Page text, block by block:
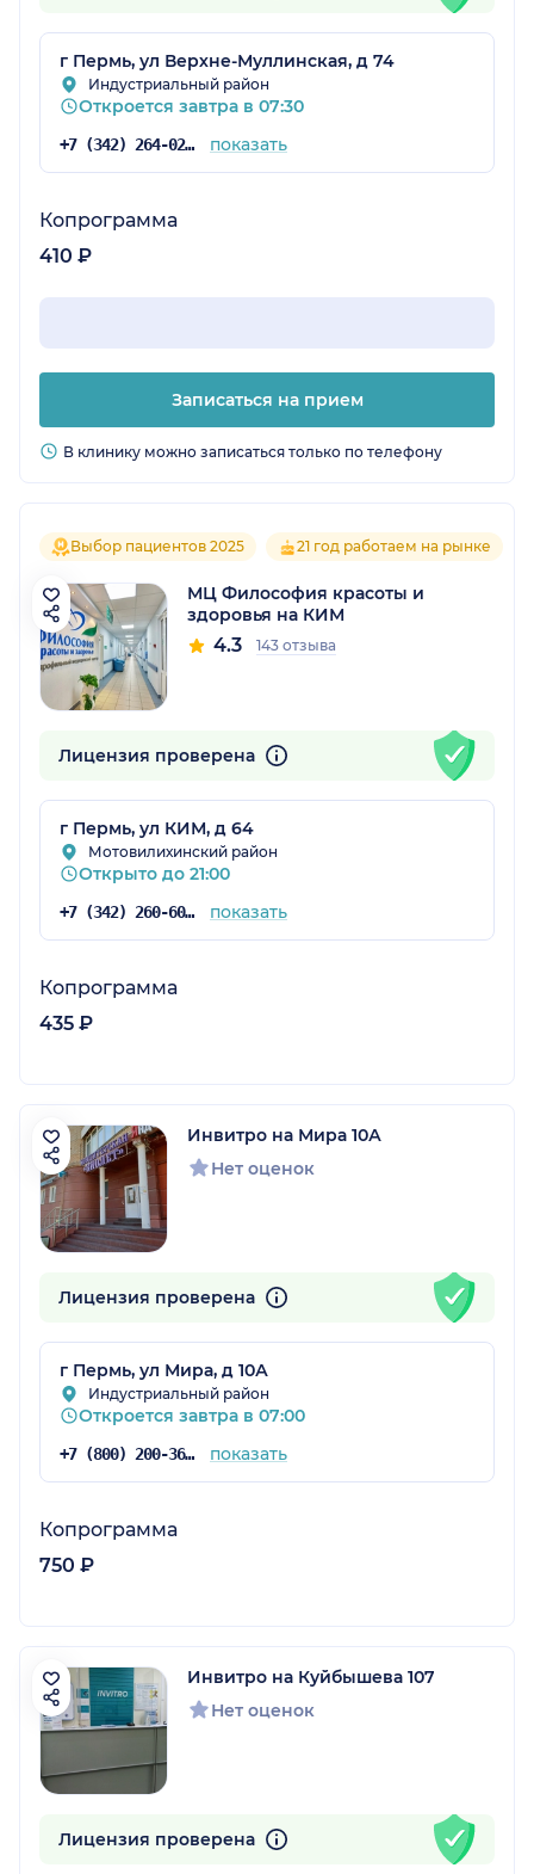
г Пермь, ул Верхне-Муллинская, д 74
Индустриальный район
Откроется завтра в 07:30
+7 (342) 264-02-09 показать
Копрограмма
410 ₽
Записаться на прием
В клинику можно записаться только по телефону
Выбор пациентов 2025 21 год работаем на рынке
МЦ Философия красоты и
здоровья на КИМ
4.3 143 отзыва
Лицензия проверена
г Пермь, ул КИМ, д 64
Мотовилихинский район
Открыто до 21:00
+7 (342) 260-60-60 показать
Копрограмма
435 ₽
Инвитро на Мира 10А
Нет оценок
Лицензия проверена
г Пермь, ул Мира, д 10А
Индустриальный район
Откроется завтра в 07:00
+7 (800) 200-36-30 показать
Копрограмма
750 ₽
Инвитро на Куйбышева 107
Нет оценок
Лицензия проверена